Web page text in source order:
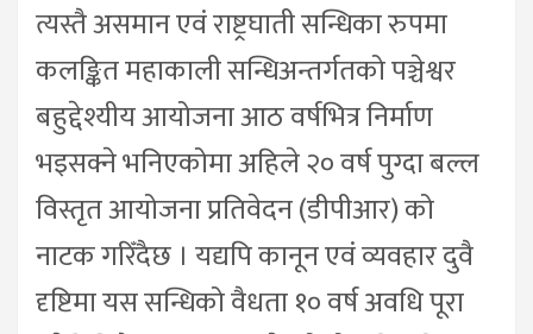
त्यस्तै असमान एवं राष्ट्रघाती सन्धिका रुपमा
कलङ्कित महाकाली सन्धिअन्तर्गतको पञ्चेश्वर
बहुद्देश्यीय आयोजना आठ वर्षभित्र निर्माण
भइसक्ने भनिएकोमा अहिले २० वर्ष पुग्दा बल्ल
विस्तृत आयोजना प्रतिवेदन (डीपीआर) को
नाटक गरिँदैछ । यद्यपि कानून एवं व्यवहार दुवै
दृष्टिमा यस सन्धिको वैधता १० वर्ष अवधि पूरा